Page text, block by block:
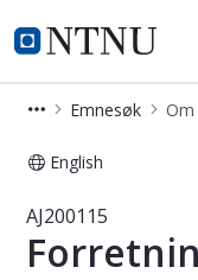
NTNU Hjemmeside
Studier
Emnesøk
English
Emne -
AJ200115